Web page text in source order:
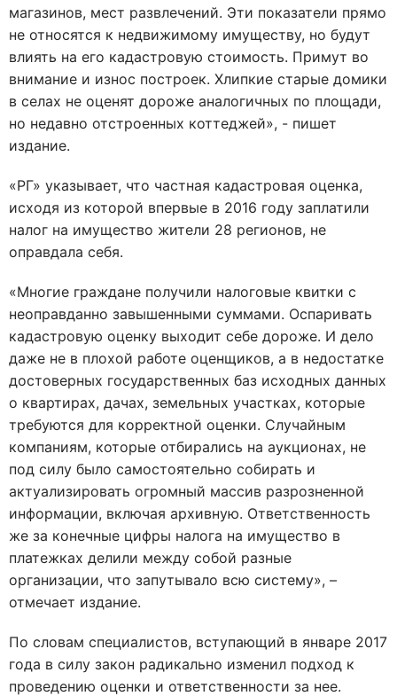
магазинов, мест развлечений. Эти показатели прямо
не относятся к недвижимому имуществу, но будут
влиять на его кадастровую стоимость. Примут во
внимание и износ построек. Хлипкие старые домики
в селах не оценят дороже аналогичных по площади,
но недавно отстроенных коттеджей», - пишет
издание.
«РГ» указывает, что частная кадастровая оценка,
исходя из которой впервые в 2016 году заплатили
налог на имущество жители 28 регионов, не
оправдала себя.
«Многие граждане получили налоговые квитки с
неоправданно завышенными суммами. Оспаривать
кадастровую оценку выходит себе дороже. И дело
даже не в плохой работе оценщиков, а в недостатке
достоверных государственных баз исходных данных
о квартирах, дачах, земельных участках, которые
требуются для корректной оценки. Случайным
компаниям, которые отбирались на аукционах, не
под силу было самостоятельно собирать и
актуализировать огромный массив разрозненной
информации, включая архивную. Ответственность
же за конечные цифры налога на имущество в
платежках делили между собой разные
организации, что запутывало всю систему», –
отмечает издание.
По словам специалистов, вступающий в январе 2017
года в силу закон радикально изменил подход к
проведению оценки и ответственности за нее.